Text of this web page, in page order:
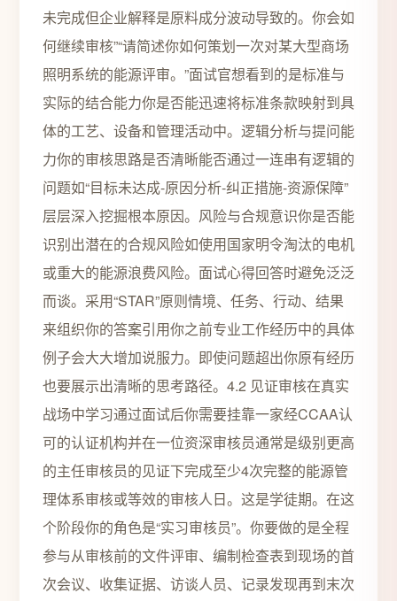
未完成但企业解释是原料成分波动导致的。你会如
何继续审核”“请简述你如何策划一次对某大型商场
照明系统的能源评审。”面试官想看到的是标准与
实际的结合能力你是否能迅速将标准条款映射到具
体的工艺、设备和管理活动中。逻辑分析与提问能
力你的审核思路是否清晰能否通过一连串有逻辑的
问题如“目标未达成-原因分析-纠正措施-资源保障”
层层深入挖掘根本原因。风险与合规意识你是否能
识别出潜在的合规风险如使用国家明令淘汰的电机
或重大的能源浪费风险。面试心得回答时避免泛泛
而谈。采用“STAR”原则情境、任务、行动、结果
来组织你的答案引用你之前专业工作经历中的具体
例子会大大增加说服力。即使问题超出你原有经历
也要展示出清晰的思考路径。4.2 见证审核在真实
战场中学习通过面试后你需要挂靠一家经CCAA认
可的认证机构并在一位资深审核员通常是级别更高
的主任审核员的见证下完成至少4次完整的能源管
理体系审核或等效的审核人日。这是学徒期。在这
个阶段你的角色是“实习审核员”。你要做的是全程
参与从审核前的文件评审、编制检查表到现场的首
次会议、收集证据、访谈人员、记录发现再到末次